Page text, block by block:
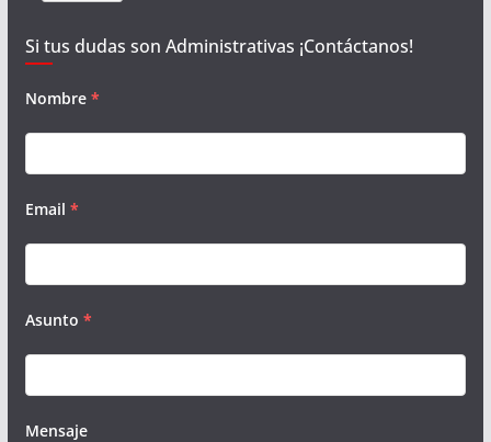
Si tus dudas son Administrativas ¡Contáctanos!
Nombre *
Email *
Asunto *
Mensaje